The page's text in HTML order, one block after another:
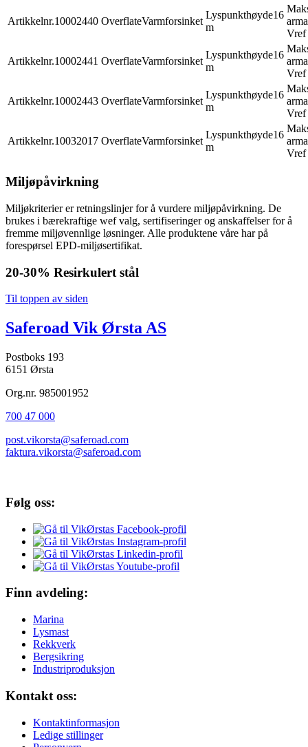
Artikkelnr.10002440 OverflateVarmforsinket
Lyspunkthøyde16
m
Vref
Artikkelnr.10002441 OverflateVarmforsinket
Lyspunkthøyde16
m
Vref
Artikkelnr.10002443 OverflateVarmforsinket
Lyspunkthøyde16
m
Vref
Artikkelnr.10032017 OverflateVarmforsinket
Lyspunkthøyde16
m
Vref
Miljøpåvirkning
Miljøkriterier er retningslinjer for å vurdere miljøpåvirkning. De
brukes i bærekraftige wef valg, sertifiseringer og anskaffelser for å
fremme miljøvennlige løsninger. Alle produktene våre har på
forespørsel EPD-miljøsertifikat.
20-30% Resirkulert stål
Til toppen av siden
Saferoad Vik Ørsta AS
Postboks 193
6151 Ørsta
Org.nr. 985001952
700 47 000
post.vikorsta@saferoad.com
faktura.vikorsta@saferoad.com
Følg oss:
Finn avdeling:
Marina
Lysmast
Rekkverk
Bergsikring
Industriproduksjon
Kontakt oss:
Kontaktinformasjon
Ledige stillinger